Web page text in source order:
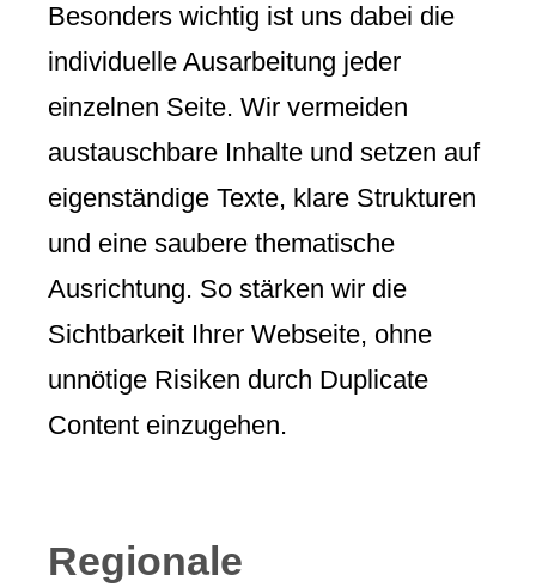
Regionale
Besonders wichtig ist uns dabei die
individuelle Ausarbeitung jeder
einzelnen Seite. Wir vermeiden
austauschbare Inhalte und setzen auf
eigenständige Texte, klare Strukturen
und eine saubere thematische
Ausrichtung. So stärken wir die
Sichtbarkeit Ihrer Webseite, ohne
unnötige Risiken durch Duplicate
Content einzugehen.